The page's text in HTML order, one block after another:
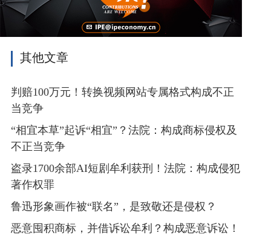
其他文章
判赔100万元！转换视频网站专属格式构成不正
当竞争
“相宜本草”起诉“相宜”？法院：构成商标侵权及
不正当竞争
盗录1700余部AI短剧牟利获刑！法院：构成侵犯
著作权罪
鲁迅形象画作被“联名”，是致敬还是侵权？
恶意囤积商标，并借诉讼牟利？构成恶意诉讼！